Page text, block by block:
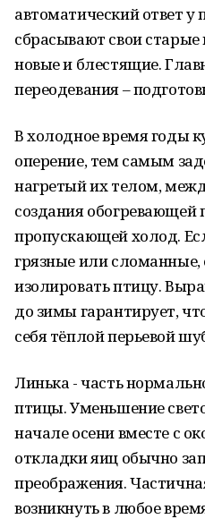
автоматический ответ у
сбрасывают свои старые
новые и блестящие.
переодевания –
В холодное время годы
оперение, тем самым
нагретый их телом,
создания обогревающей
пропускающей холод.
грязные или сломанные,
изолировать птицу.
до зимы гарантирует,
себя тёплой перьевой
Линька - часть
птицы. Уменьшение
начале осени вместе с
откладки яиц обычно
преображения.
возникнуть в любое